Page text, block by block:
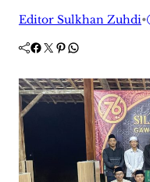
Editor Sulkhan Zuhdi•
Facebook Twitter Pinterest WhatsApp